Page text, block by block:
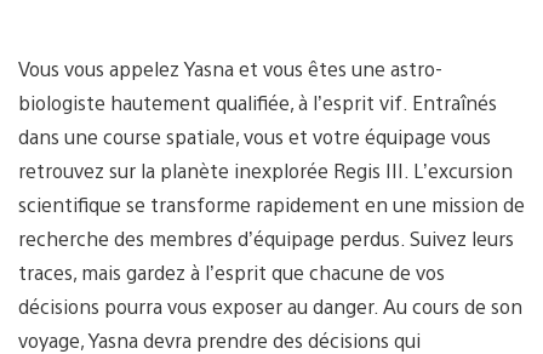
Vous vous appelez Yasna et vous êtes une astro-
biologiste hautement qualifiée, à l’esprit vif. Entraînés
dans une course spatiale, vous et votre équipage vous
retrouvez sur la planète inexplorée Regis III. L’excursion
scientifique se transforme rapidement en une mission de
recherche des membres d’équipage perdus. Suivez leurs
traces, mais gardez à l’esprit que chacune de vos
décisions pourra vous exposer au danger. Au cours de son
voyage, Yasna devra prendre des décisions qui